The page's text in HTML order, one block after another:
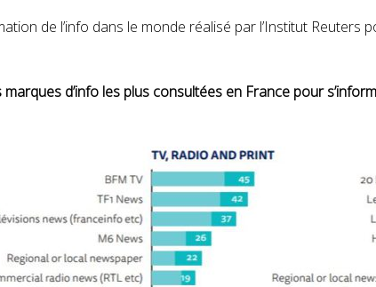
de l’info dans le monde réalisé par l’Institut Reuters
marques d’info les plus consultées en France pour